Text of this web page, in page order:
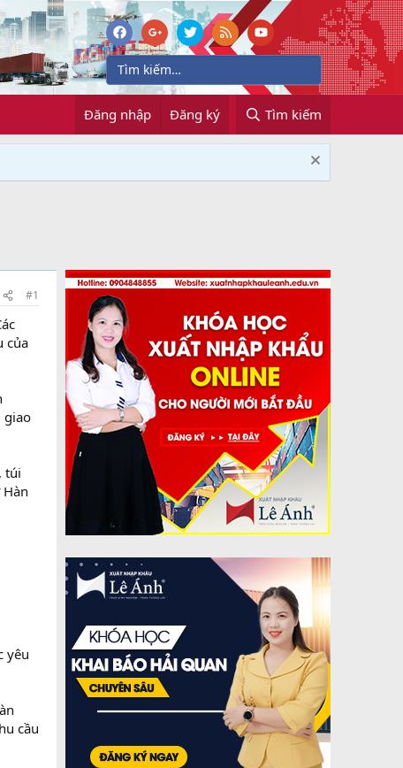
Đăng nhập Đăng ký Tìm kiếm
#1
của
giao
túi
yêu
cầu